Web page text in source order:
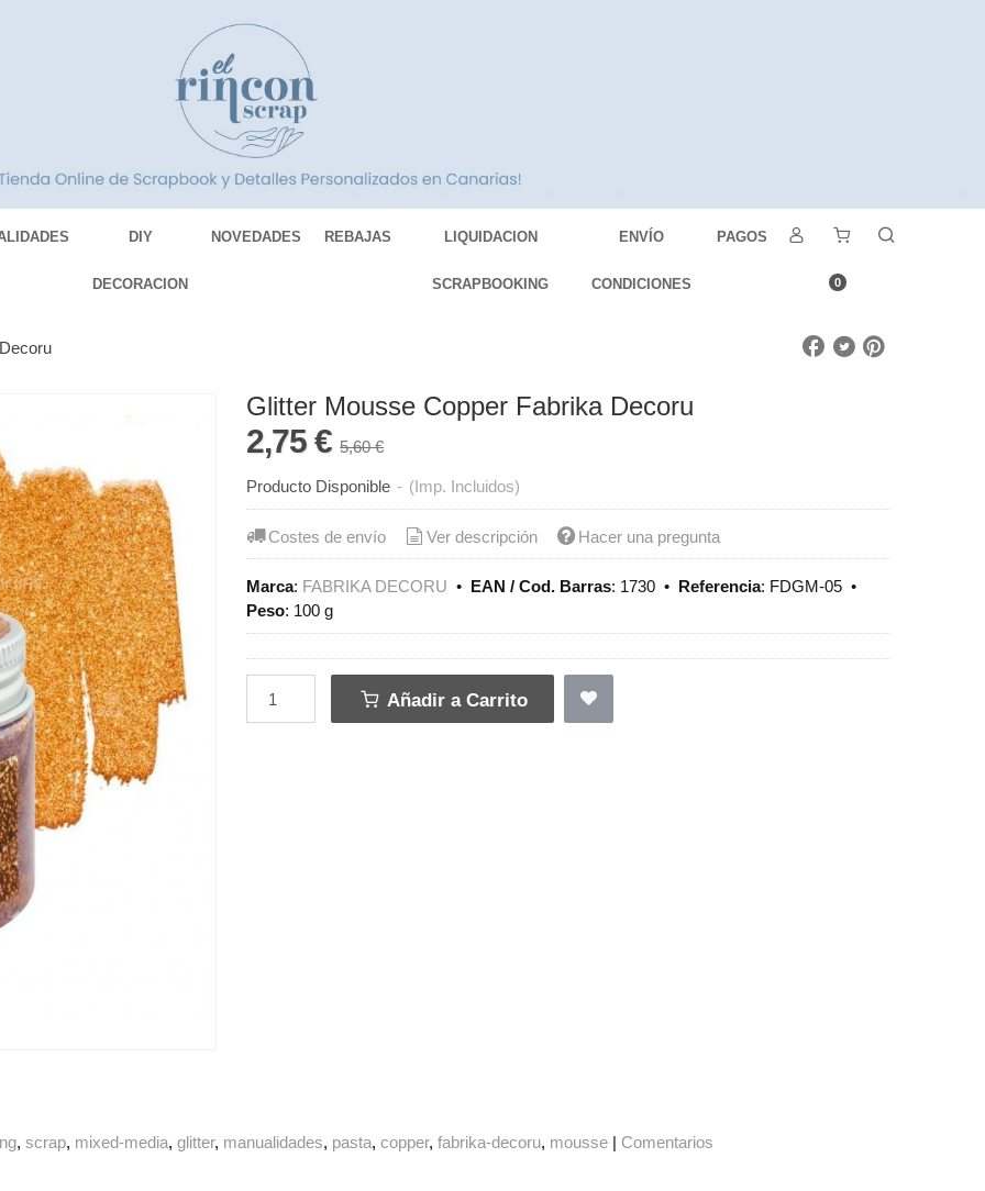
DIY
DECORACION
NOVEDADES REBAJAS LIQUIDACION
SCRAPBOOKING
ENVÍO
CONDICIONES
PAGOS
0
Glitter Mousse Copper Fabrika Decoru
2,75 €5,60 €
Producto Disponible - (Imp. Incluidos)
Costes de envío Ver descripción Hacer una pregunta
Marca: FABRIKA DECORU • EAN / Cod. Barras: 1730 • Referencia: FDGM-05 •
Peso: 100 g
Añadir a Carrito
scrap mixed-media glitter manualidades pasta copper fabrika-decoru mousse | Comentarios